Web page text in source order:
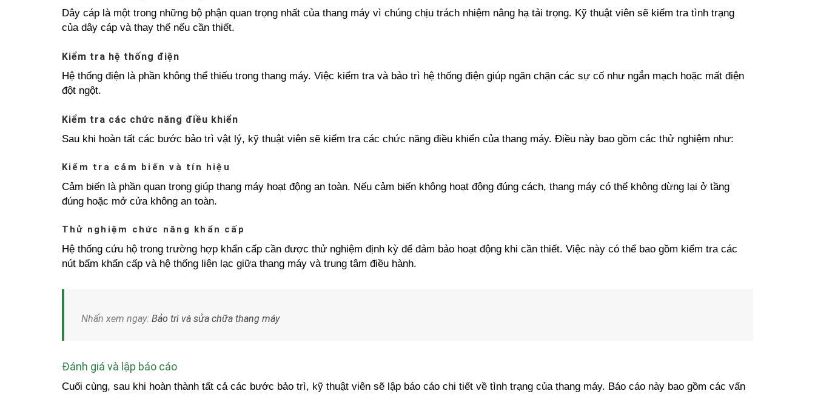
Dây cáp là một trong những bộ phận quan trọng nhất của thang máy vì chúng chịu trách nhiệm nâng hạ tải trọng. Kỹ thuật viên sẽ kiểm tra tình trạng
của dây cáp và thay thế nếu cần thiết.
Kiểm tra hệ thống điện
Hệ thống điện là phần không thể thiếu trong thang máy. Việc kiểm tra và bảo trì hệ thống điện giúp ngăn chặn các sự cố như ngắn mạch hoặc mất điện
đột ngột.
Kiểm tra các chức năng điều khiển
Sau khi hoàn tất các bước bảo trì vật lý, kỹ thuật viên sẽ kiểm tra các chức năng điều khiển của thang máy. Điều này bao gồm các thử nghiệm như:
Kiểm tra cảm biến và tín hiệu
Cảm biến là phần quan trọng giúp thang máy hoạt động an toàn. Nếu cảm biến không hoạt động đúng cách, thang máy có thể không dừng lại ở tầng
đúng hoặc mở cửa không an toàn.
Thử nghiệm chức năng khẩn cấp
Hệ thống cứu hộ trong trường hợp khẩn cấp cần được thử nghiệm định kỳ để đảm bảo hoạt động khi cần thiết. Việc này có thể bao gồm kiểm tra các
nút bấm khẩn cấp và hệ thống liên lạc giữa thang máy và trung tâm điều hành.
Nhấn xem ngay: Bảo trì và sửa chữa thang máy
Đánh giá và lập báo cáo
Cuối cùng, sau khi hoàn thành tất cả các bước bảo trì, kỹ thuật viên sẽ lập báo cáo chi tiết về tình trạng của thang máy. Báo cáo này bao gồm các vấn